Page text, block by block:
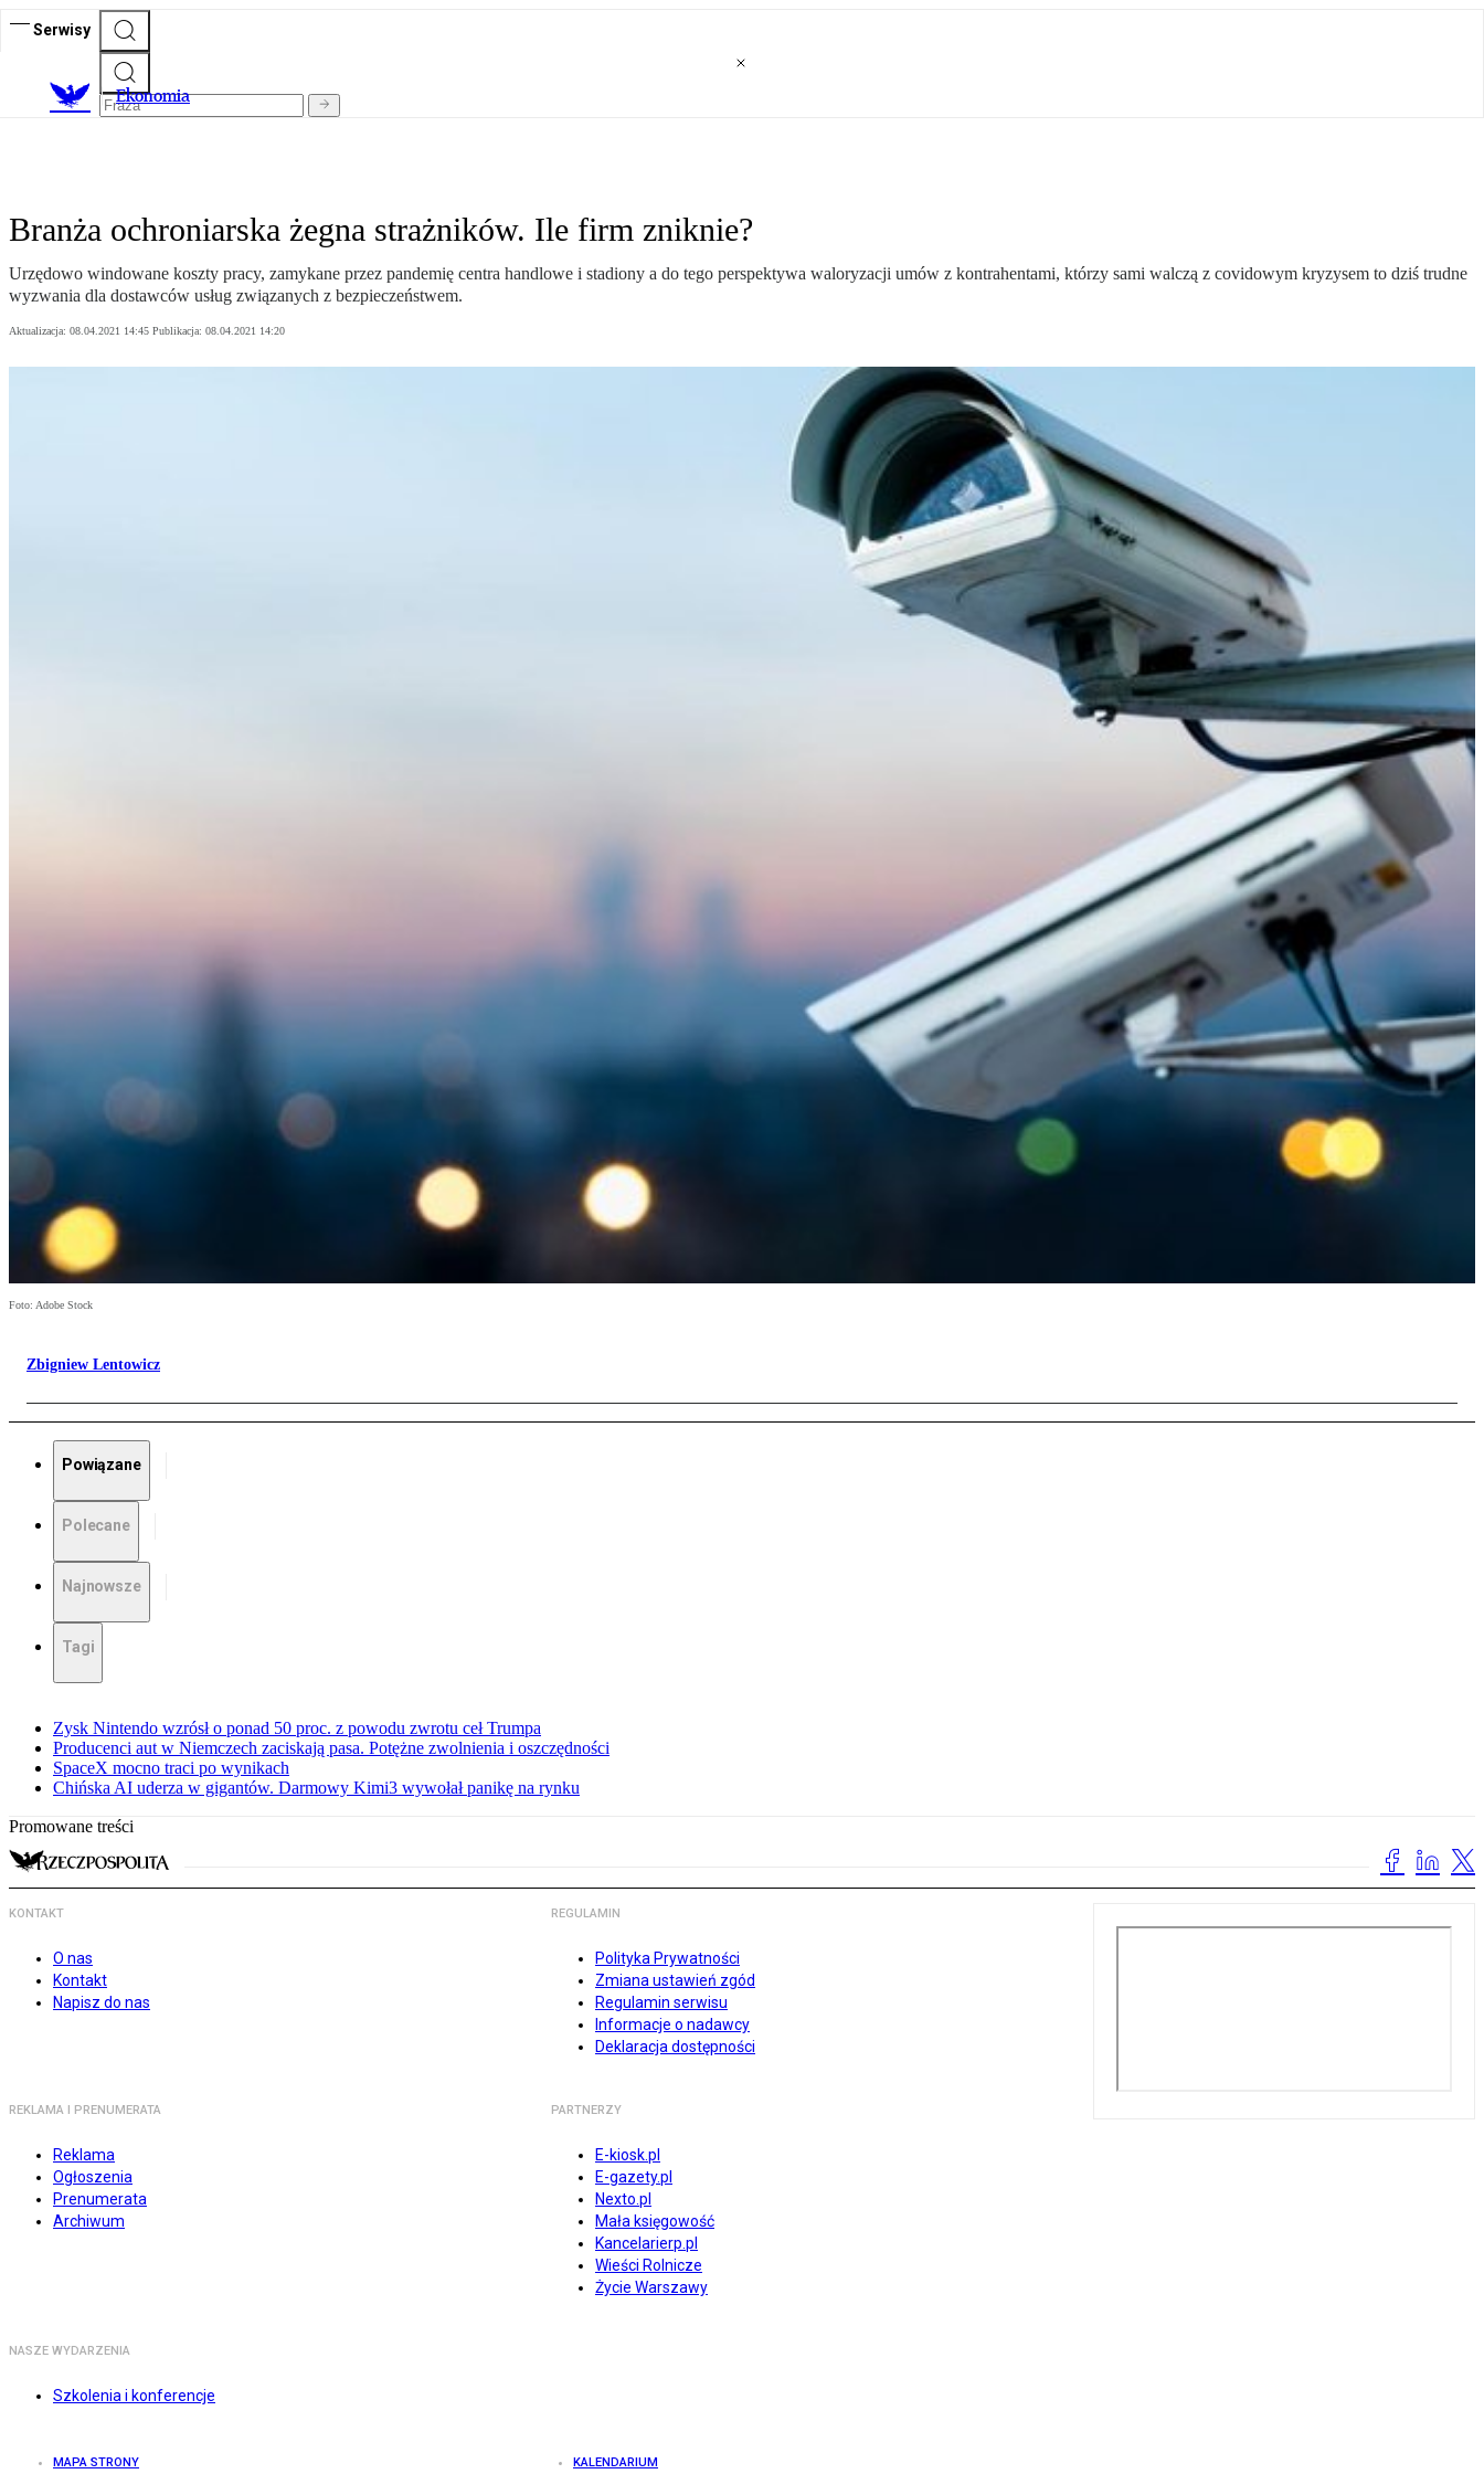
Serwisy
Ekonomia
Branża ochroniarska żegna strażników. Ile firm zniknie?
Urzędowo windowane koszty pracy, zamykane przez pandemię centra handlowe i stadiony a do tego perspektywa waloryzacji umów z kontrahentami, którzy sami walczą z covidowym kryzysem to dziś trudne
wyzwania dla dostawców usług związanych z bezpieczeństwem.
Aktualizacja: 08.04.2021 14:45 Publikacja: 08.04.2021 14:20
Foto: Adobe Stock
Zbigniew Lentowicz
Powiązane
Polecane
Najnowsze
Tagi
Zysk Nintendo wzrósł o ponad 50 proc. z powodu zwrotu ceł Trumpa
Producenci aut w Niemczech zaciskają pasa. Potężne zwolnienia i oszczędności
SpaceX mocno traci po wynikach
Chińska AI uderza w gigantów. Darmowy Kimi3 wywołał panikę na rynku
Promowane treści
KONTAKT
O nas
Kontakt
Napisz do nas
REGULAMIN
Polityka Prywatności
Zmiana ustawień zgód
Regulamin serwisu
Informacje o nadawcy
Deklaracja dostępności
REKLAMA I PRENUMERATA
Reklama
Ogłoszenia
Prenumerata
Archiwum
PARTNERZY
E-kiosk.pl
E-gazety.pl
Nexto.pl
Mała księgowość
Kancelarierp.pl
Wieści Rolnicze
Życie Warszawy
NASZE WYDARZENIA
Szkolenia i konferencje
MAPA STRONY KALENDARIUM